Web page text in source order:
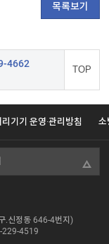
목록보기
4662
TOP
기기 운영·관리방침 소
.신정동 646-4번지)
4519